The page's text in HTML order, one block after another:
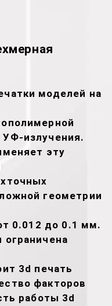
моделей на
излучения.
эту
геометрии
0.012 до 0.1 мм.
3d печать
факторов
работы 3d